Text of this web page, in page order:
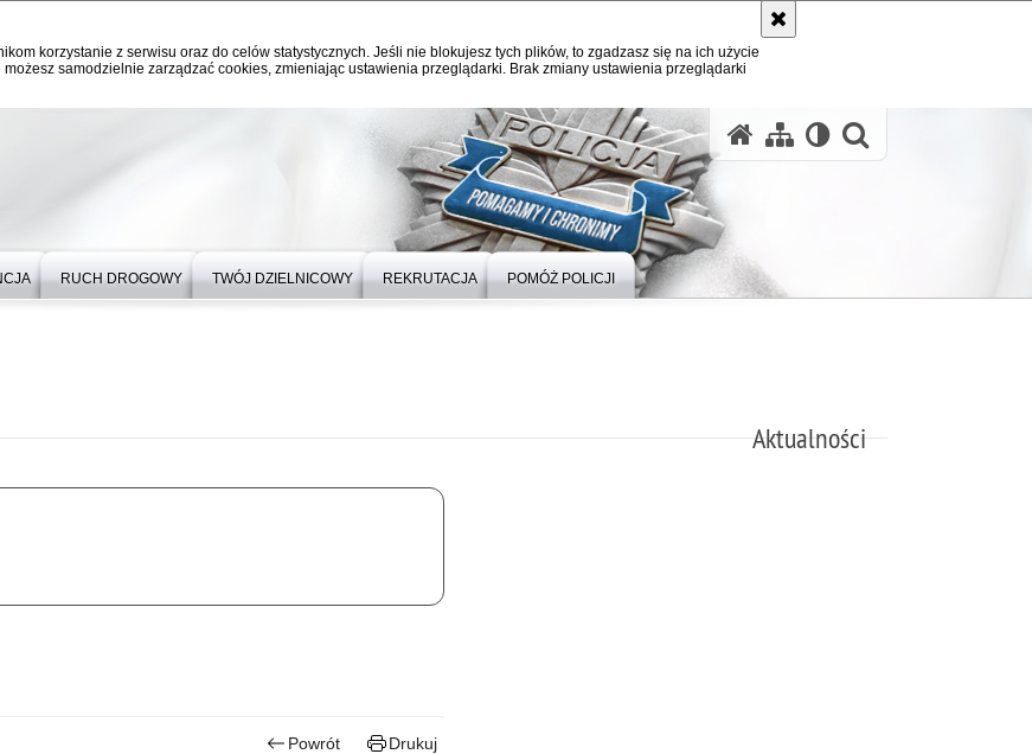
korzystanie z serwisu oraz do celów statystycznych. Jeśli nie blokujesz tych plików, to zgadzasz się na ich użycie
samodzielnie zarządzać cookies, zmieniając ustawienia przeglądarki. Brak zmiany ustawienia przeglądarki
RUCH DROGOWY TWÓJ DZIELNICOWY REKRUTACJA POMÓŻ POLICJI
Aktualności
Powrót Drukuj